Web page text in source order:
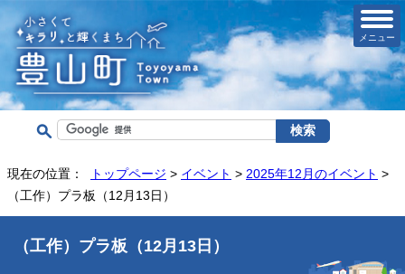
メニュー
現在の位置： トップページ > イベント > 2025年12月のイベント >
（工作）プラ板（12月13日）
（工作）プラ板（12月13日）